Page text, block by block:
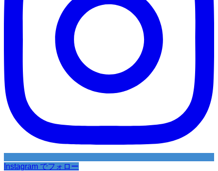
Instagram でフォロー